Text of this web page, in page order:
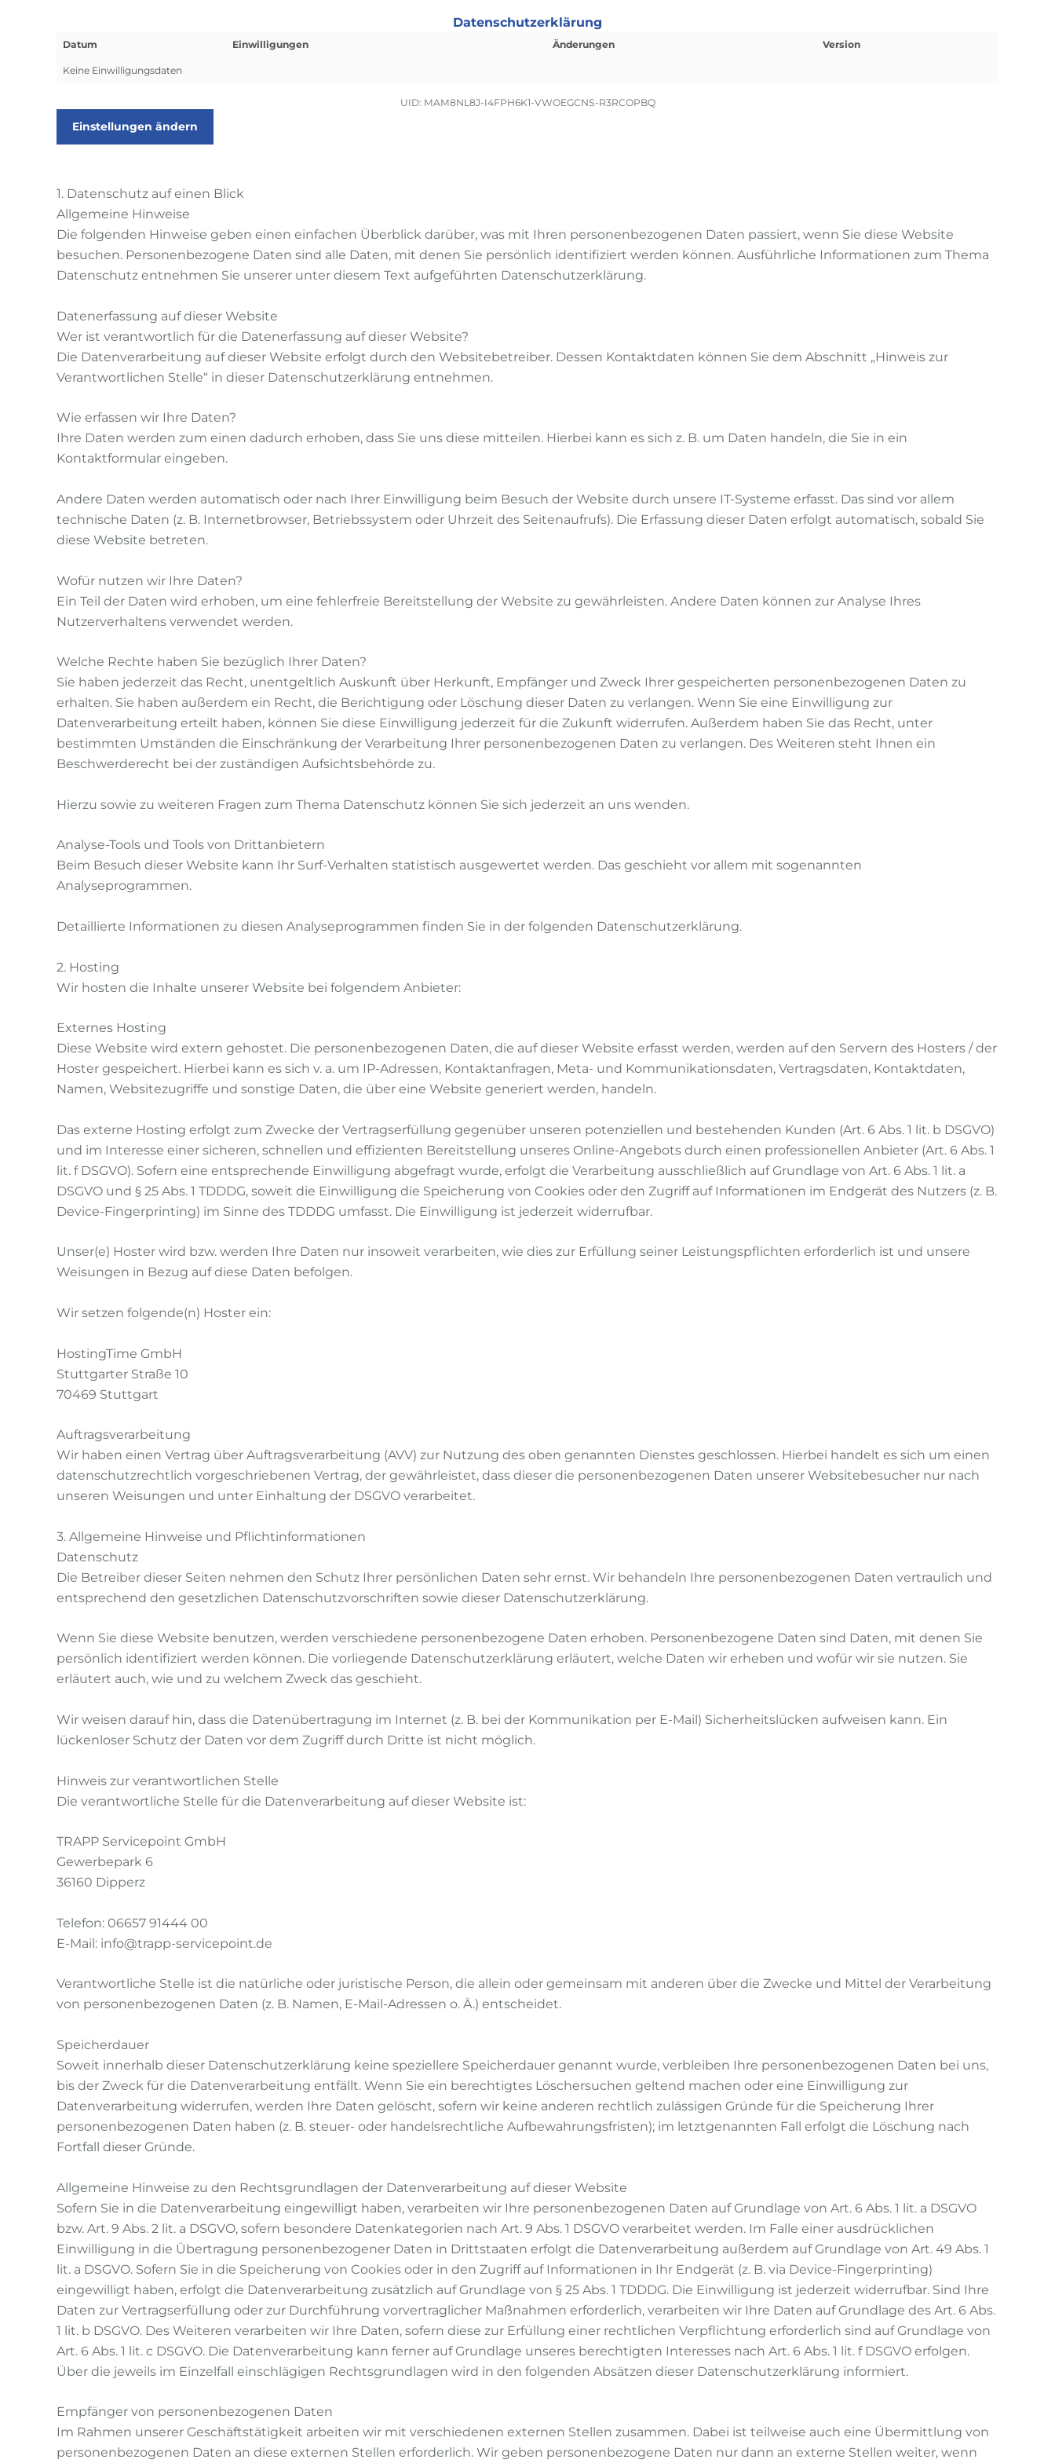
Datenschutz­erklärung
Datum Einwilligungen Änderungen Version
Keine Einwilligungsdaten
UID: MAM8NL8J-I4FPH6K1-VWOEGCNS-R3RCOPBQ
Einstellungen ändern
1. Datenschutz auf einen Blick
Allgemeine Hinweise
Die folgenden Hinweise geben einen einfachen Überblick darüber, was mit Ihren personenbezogenen Daten passiert, wenn Sie diese Website
besuchen. Personenbezogene Daten sind alle Daten, mit denen Sie persönlich identifiziert werden können. Ausführliche Informationen zum Thema
Datenschutz entnehmen Sie unserer unter diesem Text aufgeführten Datenschutzerklärung.
Datenerfassung auf dieser Website
Wer ist verantwortlich für die Datenerfassung auf dieser Website?
Die Datenverarbeitung auf dieser Website erfolgt durch den Websitebetreiber. Dessen Kontaktdaten können Sie dem Abschnitt „Hinweis zur
Verantwortlichen Stelle“ in dieser Datenschutzerklärung entnehmen.
Wie erfassen wir Ihre Daten?
Ihre Daten werden zum einen dadurch erhoben, dass Sie uns diese mitteilen. Hierbei kann es sich z. B. um Daten handeln, die Sie in ein
Kontaktformular eingeben.
Andere Daten werden automatisch oder nach Ihrer Einwilligung beim Besuch der Website durch unsere IT-Systeme erfasst. Das sind vor allem
technische Daten (z. B. Internetbrowser, Betriebssystem oder Uhrzeit des Seitenaufrufs). Die Erfassung dieser Daten erfolgt automatisch, sobald Sie
diese Website betreten.
Wofür nutzen wir Ihre Daten?
Ein Teil der Daten wird erhoben, um eine fehlerfreie Bereitstellung der Website zu gewährleisten. Andere Daten können zur Analyse Ihres
Nutzerverhaltens verwendet werden.
Welche Rechte haben Sie bezüglich Ihrer Daten?
Sie haben jederzeit das Recht, unentgeltlich Auskunft über Herkunft, Empfänger und Zweck Ihrer gespeicherten personenbezogenen Daten zu
erhalten. Sie haben außerdem ein Recht, die Berichtigung oder Löschung dieser Daten zu verlangen. Wenn Sie eine Einwilligung zur
Datenverarbeitung erteilt haben, können Sie diese Einwilligung jederzeit für die Zukunft widerrufen. Außerdem haben Sie das Recht, unter
bestimmten Umständen die Einschränkung der Verarbeitung Ihrer personenbezogenen Daten zu verlangen. Des Weiteren steht Ihnen ein
Beschwerderecht bei der zuständigen Aufsichtsbehörde zu.
Hierzu sowie zu weiteren Fragen zum Thema Datenschutz können Sie sich jederzeit an uns wenden.
Analyse-Tools und Tools von Dritt­anbietern
Beim Besuch dieser Website kann Ihr Surf-Verhalten statistisch ausgewertet werden. Das geschieht vor allem mit sogenannten
Analyseprogrammen.
Detaillierte Informationen zu diesen Analyseprogrammen finden Sie in der folgenden Datenschutzerklärung.
2. Hosting
Wir hosten die Inhalte unserer Website bei folgendem Anbieter:
Externes Hosting
Diese Website wird extern gehostet. Die personenbezogenen Daten, die auf dieser Website erfasst werden, werden auf den Servern des Hosters / der
Hoster gespeichert. Hierbei kann es sich v. a. um IP-Adressen, Kontaktanfragen, Meta- und Kommunikationsdaten, Vertragsdaten, Kontaktdaten,
Namen, Websitezugriffe und sonstige Daten, die über eine Website generiert werden, handeln.
Das externe Hosting erfolgt zum Zwecke der Vertragserfüllung gegenüber unseren potenziellen und bestehenden Kunden (Art. 6 Abs. 1 lit. b DSGVO)
und im Interesse einer sicheren, schnellen und effizienten Bereitstellung unseres Online-Angebots durch einen professionellen Anbieter (Art. 6 Abs. 1
lit. f DSGVO). Sofern eine entsprechende Einwilligung abgefragt wurde, erfolgt die Verarbeitung ausschließlich auf Grundlage von Art. 6 Abs. 1 lit. a
DSGVO und § 25 Abs. 1 TDDDG, soweit die Einwilligung die Speicherung von Cookies oder den Zugriff auf Informationen im Endgerät des Nutzers (z. B.
Device-Fingerprinting) im Sinne des TDDDG umfasst. Die Einwilligung ist jederzeit widerrufbar.
Unser(e) Hoster wird bzw. werden Ihre Daten nur insoweit verarbeiten, wie dies zur Erfüllung seiner Leistungspflichten erforderlich ist und unsere
Weisungen in Bezug auf diese Daten befolgen.
Wir setzen folgende(n) Hoster ein:
HostingTime GmbH
Stuttgarter Straße 10
70469 Stuttgart
Auftragsverarbeitung
Wir haben einen Vertrag über Auftragsverarbeitung (AVV) zur Nutzung des oben genannten Dienstes geschlossen. Hierbei handelt es sich um einen
datenschutzrechtlich vorgeschriebenen Vertrag, der gewährleistet, dass dieser die personenbezogenen Daten unserer Websitebesucher nur nach
unseren Weisungen und unter Einhaltung der DSGVO verarbeitet.
3. Allgemeine Hinweise und Pflicht­informationen
Datenschutz
Die Betreiber dieser Seiten nehmen den Schutz Ihrer persönlichen Daten sehr ernst. Wir behandeln Ihre personenbezogenen Daten vertraulich und
entsprechend den gesetzlichen Datenschutzvorschriften sowie dieser Datenschutzerklärung.
Wenn Sie diese Website benutzen, werden verschiedene personenbezogene Daten erhoben. Personenbezogene Daten sind Daten, mit denen Sie
persönlich identifiziert werden können. Die vorliegende Datenschutzerklärung erläutert, welche Daten wir erheben und wofür wir sie nutzen. Sie
erläutert auch, wie und zu welchem Zweck das geschieht.
Wir weisen darauf hin, dass die Datenübertragung im Internet (z. B. bei der Kommunikation per E-Mail) Sicherheitslücken aufweisen kann. Ein
lückenloser Schutz der Daten vor dem Zugriff durch Dritte ist nicht möglich.
Hinweis zur verantwortlichen Stelle
Die verantwortliche Stelle für die Datenverarbeitung auf dieser Website ist:
TRAPP Servicepoint GmbH
Gewerbepark 6
36160 Dipperz
Telefon: 06657 91444 00
E-Mail: info@trapp-servicepoint.de
Verantwortliche Stelle ist die natürliche oder juristische Person, die allein oder gemeinsam mit anderen über die Zwecke und Mittel der Verarbeitung
von personenbezogenen Daten (z. B. Namen, E-Mail-Adressen o. Ä.) entscheidet.
Speicherdauer
Soweit innerhalb dieser Datenschutzerklärung keine speziellere Speicherdauer genannt wurde, verbleiben Ihre personenbezogenen Daten bei uns,
bis der Zweck für die Datenverarbeitung entfällt. Wenn Sie ein berechtigtes Löschersuchen geltend machen oder eine Einwilligung zur
Datenverarbeitung widerrufen, werden Ihre Daten gelöscht, sofern wir keine anderen rechtlich zulässigen Gründe für die Speicherung Ihrer
personenbezogenen Daten haben (z. B. steuer- oder handelsrechtliche Aufbewahrungsfristen); im letztgenannten Fall erfolgt die Löschung nach
Fortfall dieser Gründe.
Allgemeine Hinweise zu den Rechtsgrundlagen der Datenverarbeitung auf dieser Website
Sofern Sie in die Datenverarbeitung eingewilligt haben, verarbeiten wir Ihre personenbezogenen Daten auf Grundlage von Art. 6 Abs. 1 lit. a DSGVO
bzw. Art. 9 Abs. 2 lit. a DSGVO, sofern besondere Datenkategorien nach Art. 9 Abs. 1 DSGVO verarbeitet werden. Im Falle einer ausdrücklichen
Einwilligung in die Übertragung personenbezogener Daten in Drittstaaten erfolgt die Datenverarbeitung außerdem auf Grundlage von Art. 49 Abs. 1
lit. a DSGVO. Sofern Sie in die Speicherung von Cookies oder in den Zugriff auf Informationen in Ihr Endgerät (z. B. via Device-Fingerprinting)
eingewilligt haben, erfolgt die Datenverarbeitung zusätzlich auf Grundlage von § 25 Abs. 1 TDDDG. Die Einwilligung ist jederzeit widerrufbar. Sind Ihre
Daten zur Vertragserfüllung oder zur Durchführung vorvertraglicher Maßnahmen erforderlich, verarbeiten wir Ihre Daten auf Grundlage des Art. 6 Abs.
1 lit. b DSGVO. Des Weiteren verarbeiten wir Ihre Daten, sofern diese zur Erfüllung einer rechtlichen Verpflichtung erforderlich sind auf Grundlage von
Art. 6 Abs. 1 lit. c DSGVO. Die Datenverarbeitung kann ferner auf Grundlage unseres berechtigten Interesses nach Art. 6 Abs. 1 lit. f DSGVO erfolgen.
Über die jeweils im Einzelfall einschlägigen Rechtsgrundlagen wird in den folgenden Absätzen dieser Datenschutzerklärung informiert.
Empfänger von personenbezogenen Daten
Im Rahmen unserer Geschäftstätigkeit arbeiten wir mit verschiedenen externen Stellen zusammen. Dabei ist teilweise auch eine Übermittlung von
personenbezogenen Daten an diese externen Stellen erforderlich. Wir geben personenbezogene Daten nur dann an externe Stellen weiter, wenn